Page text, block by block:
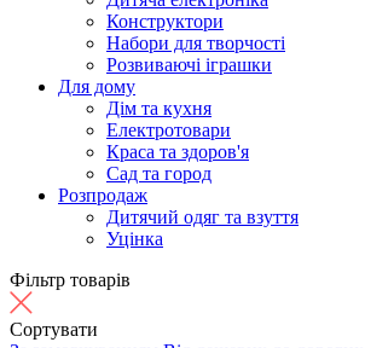
Конструктори
Набори для творчості
Розвиваючі іграшки
Для дому
Дім та кухня
Електротовари
Краса та здоров'я
Сад та город
Розпродаж
Дитячий одяг та взуття
Уцінка
Фільтр товарів
Сортувати